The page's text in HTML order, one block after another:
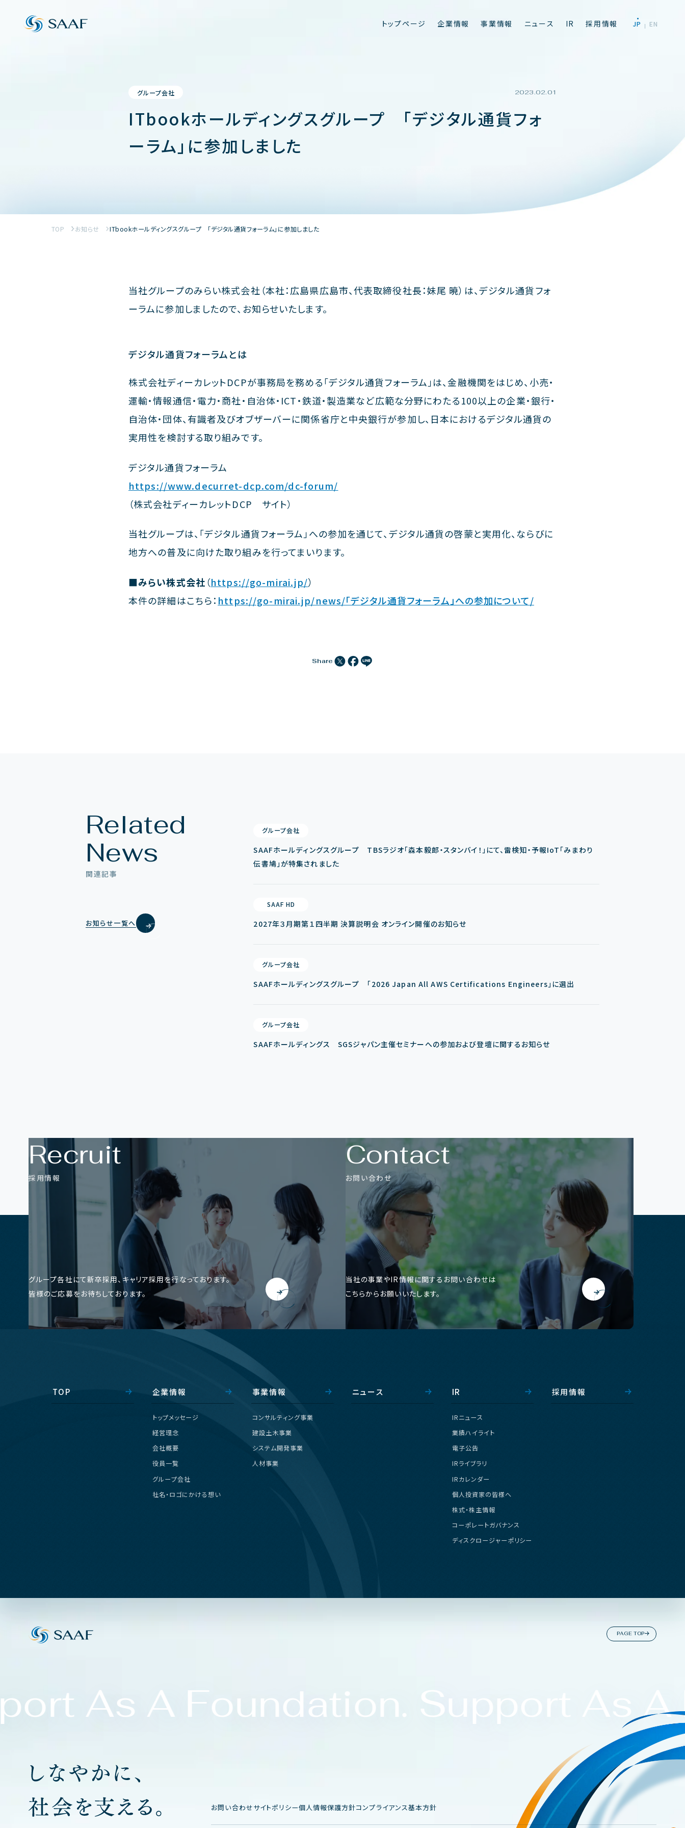
JP EN
トップペ ージ 企業情報 事業情報 ニュ ース IR 採用情報
グループ会社 2023.02.01
ITbookホールディングスグループ 「デジタル通貨フォ
ーラム」に参加しました
TOP お知らせ ITbookホールディングスグループ 「デジタル通貨フォーラム」に参加しました
当社グループのみらい株式会社（本社：広島県広島市、代表取締役社長：妹尾 暁）は、デジタル通貨フォ
ーラムに参加しましたので、お知らせいたします。
デジタル通貨フォーラムとは
株式会社ディーカレットDCPが事務局を務める「デジタル通貨フォーラム」は、金融機関をはじめ、小売・
運輸・情報通信・電力・商社・自治体・ICT・鉄道・製造業など広範な分野にわたる100以上の企業・銀行・
自治体・団体、有識者及びオブザーバーに関係省庁と中央銀行が参加し、日本におけるデジタル通貨の
実用性を検討する取り組みです。
デジタル通貨フォーラム
https://www.decurret-dcp.com/dc-forum/
（株式会社ディーカレットDCP サイト）
当社グループは、「デジタル通貨フォーラム」への参加を通じて、デジタル通貨の啓蒙と実用化、ならびに
地方への普及に向けた取り組みを行ってまいります。
■みらい株式会社（https://go-mirai.jp/）
本件の詳細はこちら： https://go-mirai.jp/news/「デジタル通貨フォーラム」への参加について/
Share
Related
News
関連記事
お知らせ一覧へ
グループ会社
SAAFホールディングスグループ TBSラジオ「森本毅郎・スタンバイ！」にて、雷検知・予報IoT「みまわり
伝書鳩」が特集されました
SAAF HD
2027年３月期第１四半期 決算説明会 オンライン開催のお知らせ
グループ会社
SAAFホールディングスグループ 「2026 Japan All AWS Certifications Engineers」に選出
グループ会社
SAAFホールディングス SGSジャパン主催セミナーへの参加および登壇に関するお知らせ
Recruit
採 用情報
グループ各社にて新卒採用、キャリア採用を行なっております。
皆様のご応募をお待ちしております。
Contact
お問 い合わせ
当社の事業やIR情報に関するお問い合わせは
こちらからお願いいたします。
TOP 企業情報
トップメッセージ
経営理念
会社概要
役員一覧
グループ会社
社名・ロゴにかける想 い
事業情報
コンサルティング事業
建設土木事業
システム開発事業
人材事業
ニュー ス IR
IRニュ ース
業績ハ イライ ト
電子公告
IRライブラリ
IRカ レンダー
個人投資家の皆様へ
株式・株主情報
コーポレー トガバナンス
ディスクロージャーポリシー
採用情報
PAG E TOP
As A Foundation. Support As A
お問い合わせサイトポ リ シー個人情報保護方針コンプライアンス基本方針